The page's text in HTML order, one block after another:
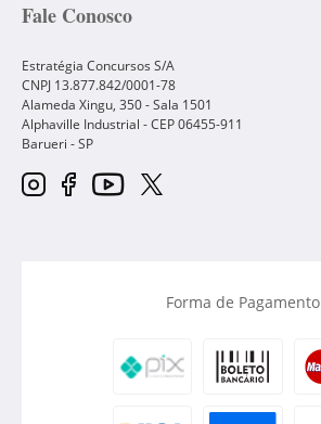
Fale Conosco
Estratégia Concursos S/A
CNPJ 13.877.842/0001-78
Alameda Xingu, 350 - Sala 1501
Alphaville Industrial - CEP06455-911
Barueri -SP
Forma de Pagamento